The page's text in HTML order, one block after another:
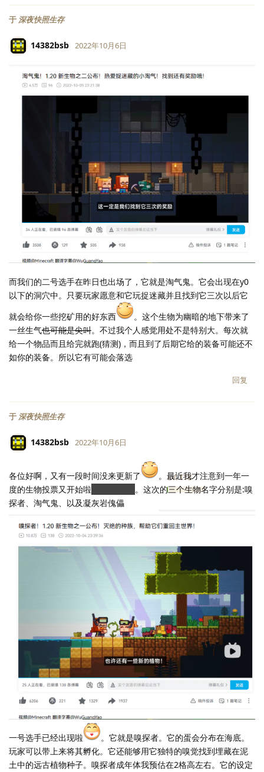
于 深夜快照生存
14382bsb
LV.118
2022年10月6日
而我们的二号选手在昨日也出场了，它就是淘气鬼。它会出现在y0
以下的洞穴中。只要玩家愿意和它玩捉迷藏并且找到它三次以后它
就会给你一些挖矿用的好东西
。这个生物为幽暗的地下带来了
一丝生气也可能是尖叫。不过我个人感觉用处不是特别大。每次就
给一个物品而且给完就跑(猜测)，而且到了后期它给的装备可能还不
如你的装备。所以它有可能会落选
回复
于 深夜快照生存
14382bsb
LV.118
2022年10月6日
各位好啊，又有一段时间没来更新了
。最近我才注意到一年一
度的生物投票又开始啦
。这次的三个生物名字分别是:嗅
探者、淘气鬼、以及凝灰岩傀儡
一号选手已经出现啦
。它就是嗅探者。它的蛋会分布在海底。
玩家可以带上来将其孵化。它还能够用它独特的嗅觉找到埋藏在泥
土中的远古植物种子。嗅探者成年体我预估在2格高左右。它的设定